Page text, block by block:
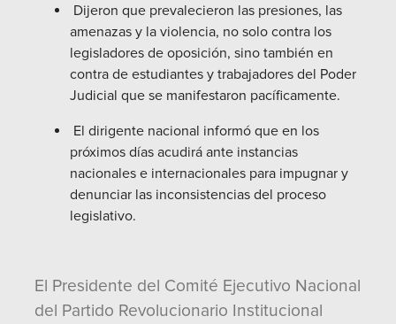
Dijeron que prevalecieron las presiones, las
amenazas y la violencia, no solo contra los
legisladores de oposición, sino también en
contra de estudiantes y trabajadores del Poder
Judicial que se manifestaron pacíficamente.
El dirigente nacional informó que en los
próximos días acudirá ante instancias
nacionales e internacionales para impugnar y
denunciar las inconsistencias del proceso
legislativo.
El Presidente del Comité Ejecutivo Nacional
del Partido Revolucionario Institucional